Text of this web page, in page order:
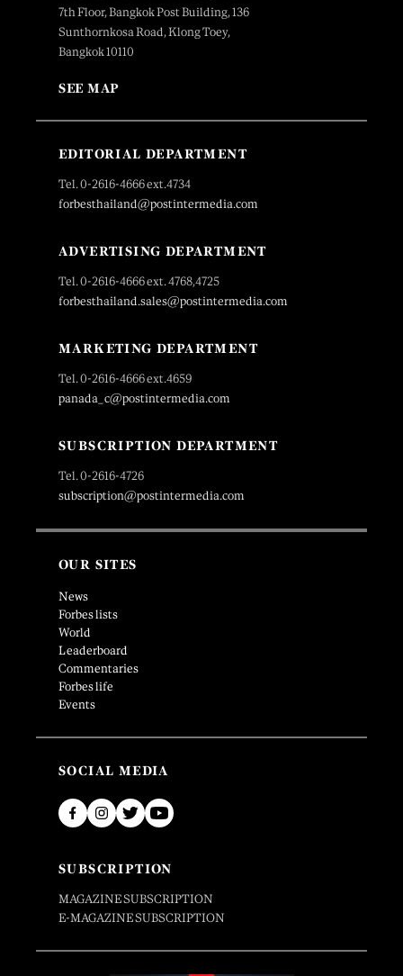
7th Floor, Bangkok Post Building, 136
Sunthornkosa Road, Klong Toey,
Bangkok 10110
SEE MAP
EDITORIAL DEPARTMENT
Tel. 0-2616-4666 ext.4734
forbesthailand@postintermedia.com
ADVERTISING DEPARTMENT
Tel. 0-2616-4666 ext. 4768,4725
forbesthailand.sales@postintermedia.com
MARKETING DEPARTMENT
Tel. 0-2616-4666 ext.4659
panada_c@postintermedia.com
SUBSCRIPTION DEPARTMENT
Tel. 0-2616-4726
subscription@postintermedia.com
OUR SITES
News
Forbes lists
World
Leaderboard
Commentaries
Forbes life
Events
SOCIAL MEDIA
SUBSCRIPTION
MAGAZINE SUBSCRIPTION
E-MAGAZINE SUBSCRIPTION